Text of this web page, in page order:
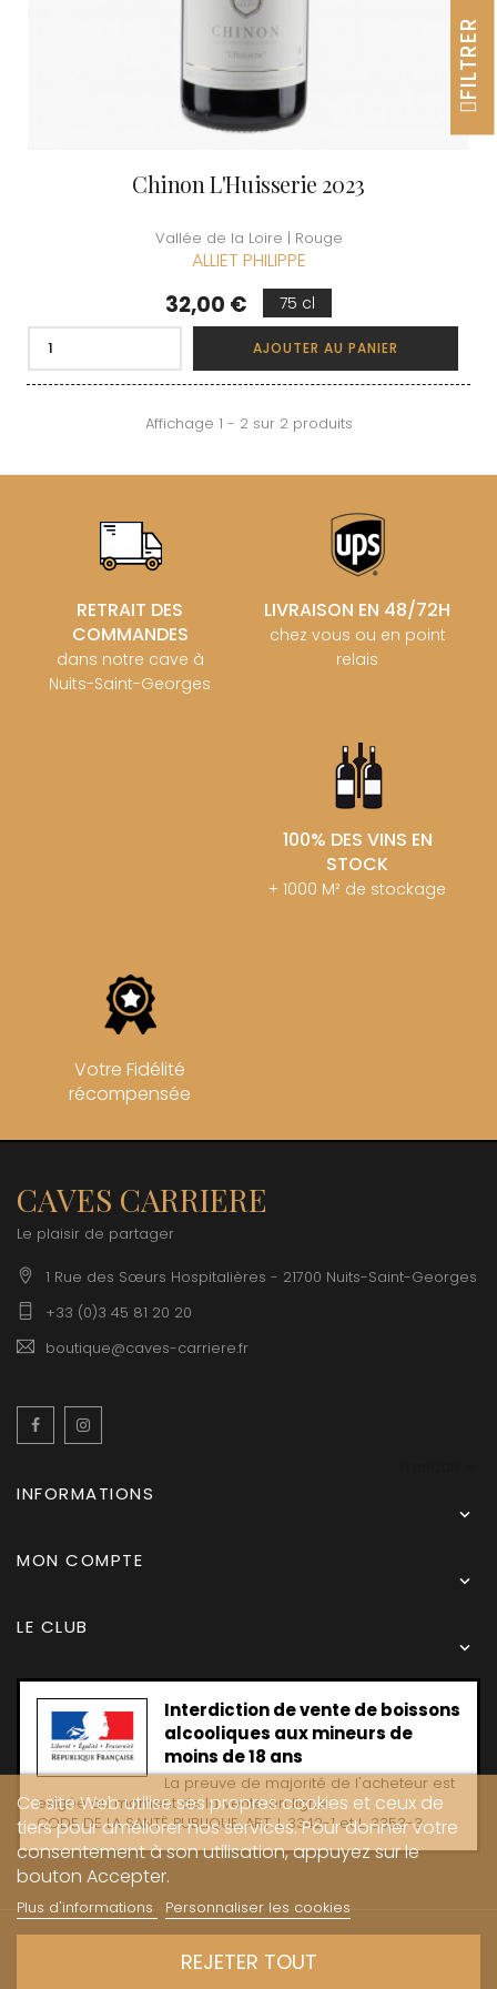
Chinon L'Huisserie 2023
Vallée de la Loire | Rouge
ALLIET PHILIPPE
Prix
32,00 € 75 cl
AJOUTER AU PANIER
Affichage 1 - 2 sur 2 produits
RETRAIT DES
COMMANDES
dans notre cave à
Nuits-Saint-Georges
LIVRAISON EN 48/72H
chez vous ou en point
relais
100% DES VINS EN
STOCK
+ 1000 M² de stockage
Votre Fidélité
récompensée
CAVES CARRIERE
Le plaisir de partager
1 Rue des Sœurs Hospitalières - 21700 Nuits-Saint-Georges
+33 (0)3 45 81 20 20
boutique@caves-carriere.fr
Facebook
INFORMATIONS

MON COMPTE

LE CLUB

Interdiction de vente de boissons
alcooliques aux mineurs de
moins de 18 ans
La preuve de majorité de l'acheteur est
exigée au moment de la vente en ligne
CODE DE LA SANTË PUBLIQUE, ART. L 3342-1 et L. 3353-3
Ce site Web utilise ses propres cookies et ceux de
tiers pour améliorer nos services. Pour donner votre
consentement à son utilisation, appuyez sur le
bouton Accepter.
Plus d'informations Personnaliser les cookies
REJETER TOUT
FILTRER